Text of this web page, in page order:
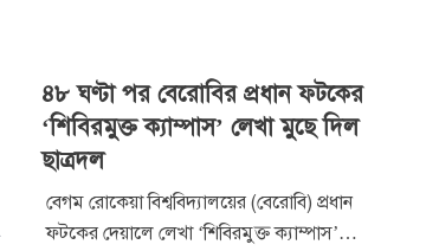
৪৮ ঘণ্টা পর বেরোবির প্রধান ফটকের
‘শিবিরমুক্ত ক্যাম্পাস’ লেখা মুছে দিল
ছাত্রদল
বেগম রোকেয়া বিশ্ববিদ্যালয়ের (বেরোবি) প্রধান
ফটকের দেয়ালে লেখা ‘শিবিরমুক্ত ক্যাম্পাস’